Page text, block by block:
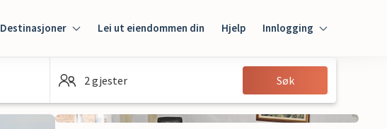
Destinasjoner Lei ut eiendommen din Hjelp Innlogging
Innlogging
Gjest
2 gjester Søk